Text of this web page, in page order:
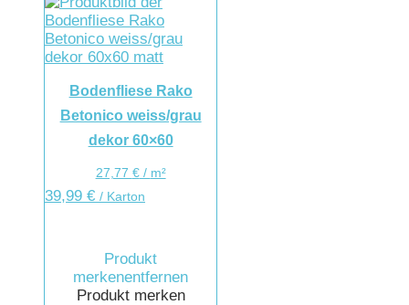
Bodenfliese Rako
Betonico weiss/grau
dekor 60×60
27,77 €/ m²
39,99 € / Karton
Produkt
merkenentfernen
Produkt merken